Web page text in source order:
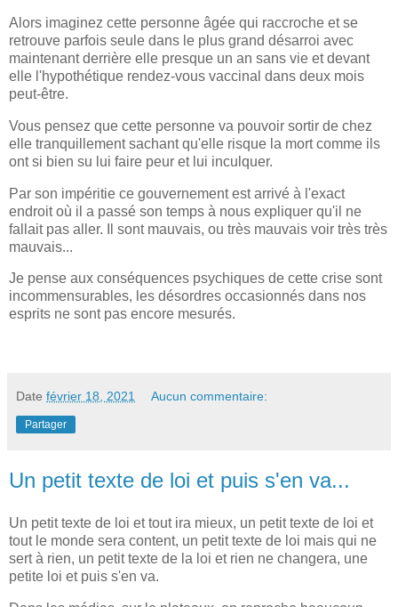
Alors imaginez cette personne âgée qui raccroche et se
retrouve parfois seule dans le plus grand désarroi avec
maintenant derrière elle presque un an sans vie et devant
elle l'hypothétique rendez-vous vaccinal dans deux mois
peut-être.
Vous pensez que cette personne va pouvoir sortir de chez
elle tranquillement sachant qu'elle risque la mort comme ils
ont si bien su lui faire peur et lui inculquer.
Par son impéritie ce gouvernement est arrivé à l'exact
endroit où il a passé son temps à nous expliquer qu'il ne
fallait pas aller. Il sont mauvais, ou très mauvais voir très très
mauvais...
Je pense aux conséquences psychiques de cette crise sont
incommensurables, les désordres occasionnés dans nos
esprits ne sont pas encore mesurés.
Date février 18, 2021 Aucun commentaire:
Partager
Un petit texte de loi et puis s'en va...
Un petit texte de loi et tout ira mieux, un petit texte de loi et
tout le monde sera content, un petit texte de loi mais qui ne
sert à rien, un petit texte de la loi et rien ne changera, une
petite loi et puis s'en va.